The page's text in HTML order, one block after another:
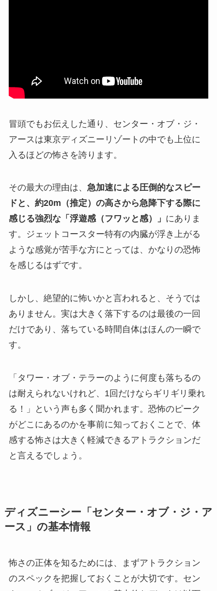
冒頭でもお伝えした通り、センター・オブ・ジ・
アースは東京ディズニーリゾートの中でも上位に
入るほどの怖さを誇ります。
その最大の理由は、 急加速による圧倒的なスピー
ドと、約20m（推定）の高さから急降下する際に
感じる強烈な「浮遊感（フワッと感）」 にありま
す。ジェットコースター特有の内臓が浮き上がる
ような感覚が苦手な方にとっては、かなりの恐怖
を感じるはずです。
しかし、絶望的に怖いかと言われると、そうでは
ありません。実は大きく落下するのは最後の一回
だけであり、落ちている時間自体はほんの一瞬で
す。
「タワー・オブ・テラーのように何度も落ちるの
は耐えられないけれど、1回だけならギリギリ乗れ
る！」という声も多く聞かれます。恐怖のピーク
がどこにあるのかを事前に知っておくことで、体
感する怖さは大きく軽減できるアトラクションだ
と言えるでしょう。
ディズニーシー「センター・オブ・ジ・ア
ース」の基本情報
怖さの正体を知るためには、まずアトラクション
のスペックを把握しておくことが大切です。セン